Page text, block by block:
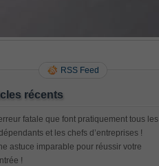
RSS Feed
récents
fatale que font pratiquement tous les
et les chefs d’entreprises !
astuce imparable pour réussir votre
!